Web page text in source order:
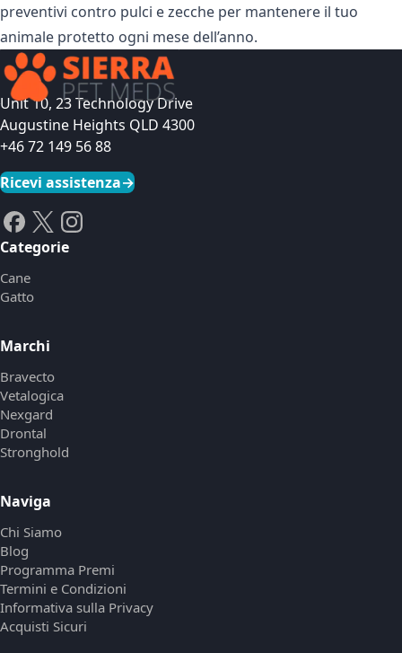
preventivi contro pulci e zecche per mantenere il tuo
animale protetto ogni mese dell’anno.
Unit 10, 23 Technology Drive
Augustine Heights QLD 4300
+46 72 149 56 88
Ricevi assistenza→
Categorie
Cane
Gatto
Marchi
Bravecto
Vetalogica
Nexgard
Drontal
Stronghold
Naviga
Chi Siamo
Blog
Programma Premi
Termini e Condizioni
Informativa sulla Privacy
Acquisti Sicuri